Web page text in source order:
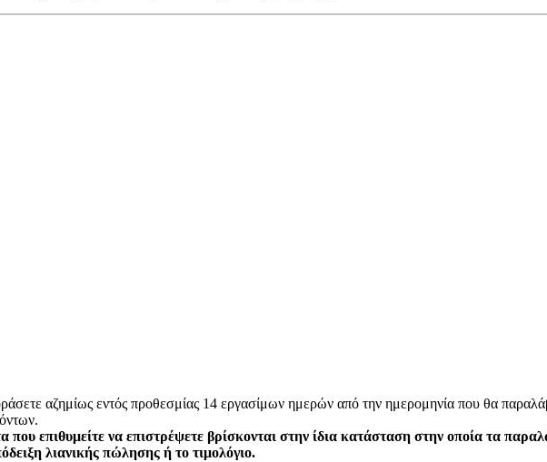
αζημίως εντός προθεσμίας 14 εργασίμων ημερών από την ημερομηνία που θα
που επιθυμείτε να επιστρέψετε βρίσκονται στην ίδια κατάσταση στην οποία τα
λιανικής πώλησης ή το τιμολόγιο.